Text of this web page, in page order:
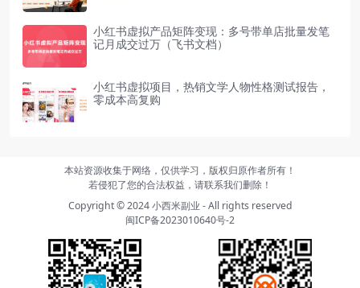
小红书虚拟产品矩阵变现：多号带单店批量发笔
记月成交过万（飞书文档）
小红书虚拟项目，热销文学人物性格测试报告，
零成本高复购
本站资源收集于网络，仅供学习，版权归原作者所有！
若侵犯了您的合法权益，请联系我们删除！
Copyright © 2024小西米副业 - All rights reserved
闽ICP备2023010640号-2